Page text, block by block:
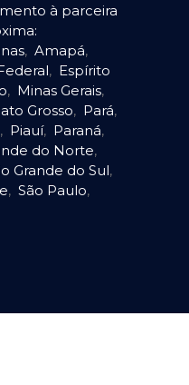
à parceira
, Amapá,
, Espírito
, Minas Gerais,
Grosso, Pará,
, Piauí, Paraná,
do Norte,
Grande do Sul,
, São Paulo,